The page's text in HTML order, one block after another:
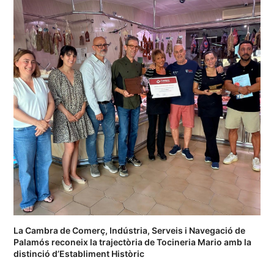
La Cambra de Comerç, Indústria, Serveis i Navegació de
Palamós reconeix la trajectòria de Tocineria Mario amb la
distinció d’Establiment Històric